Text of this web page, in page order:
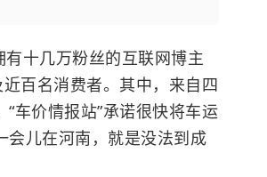
十几万粉丝的互联网博主
百名消费者。其中，来自四
车价情报站”承诺很快将车运
会儿在河南，就是没法到成